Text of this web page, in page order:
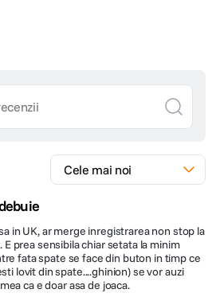
in UK, ar merge inregistrarea non stop la
prea sensibila chiar setata la minim
fata spate se face din buton in timp ce
lovit din spate....ghinion) se vor auzi
ca e doar asa de joaca.